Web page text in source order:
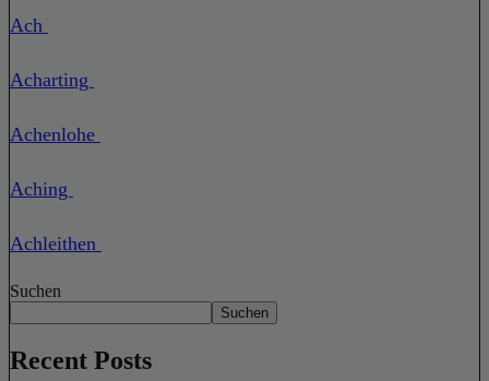
Ach
Acharting
Achenlohe
Aching
Achleithen
Suchen
Suchen
Recent Posts